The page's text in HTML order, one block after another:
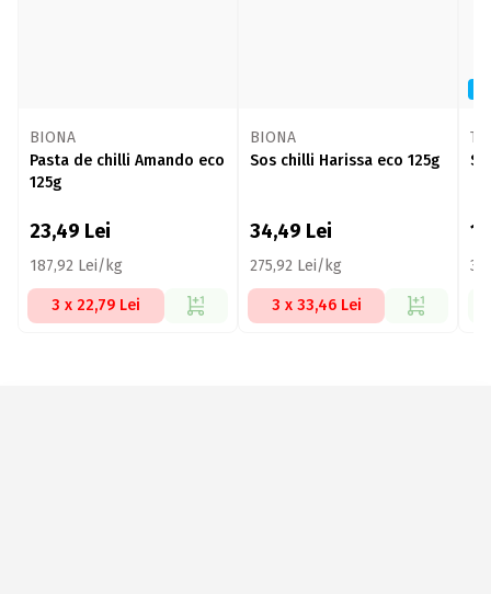
BIONA
Pasta de chilli Amando eco
125g
23,49 Lei
187,92 Lei/kg
3 x 22,79 Lei
BIONA
Sos chilli Harissa eco 125g
34,49 Lei
275,92 Lei/kg
3 x 33,46 Lei